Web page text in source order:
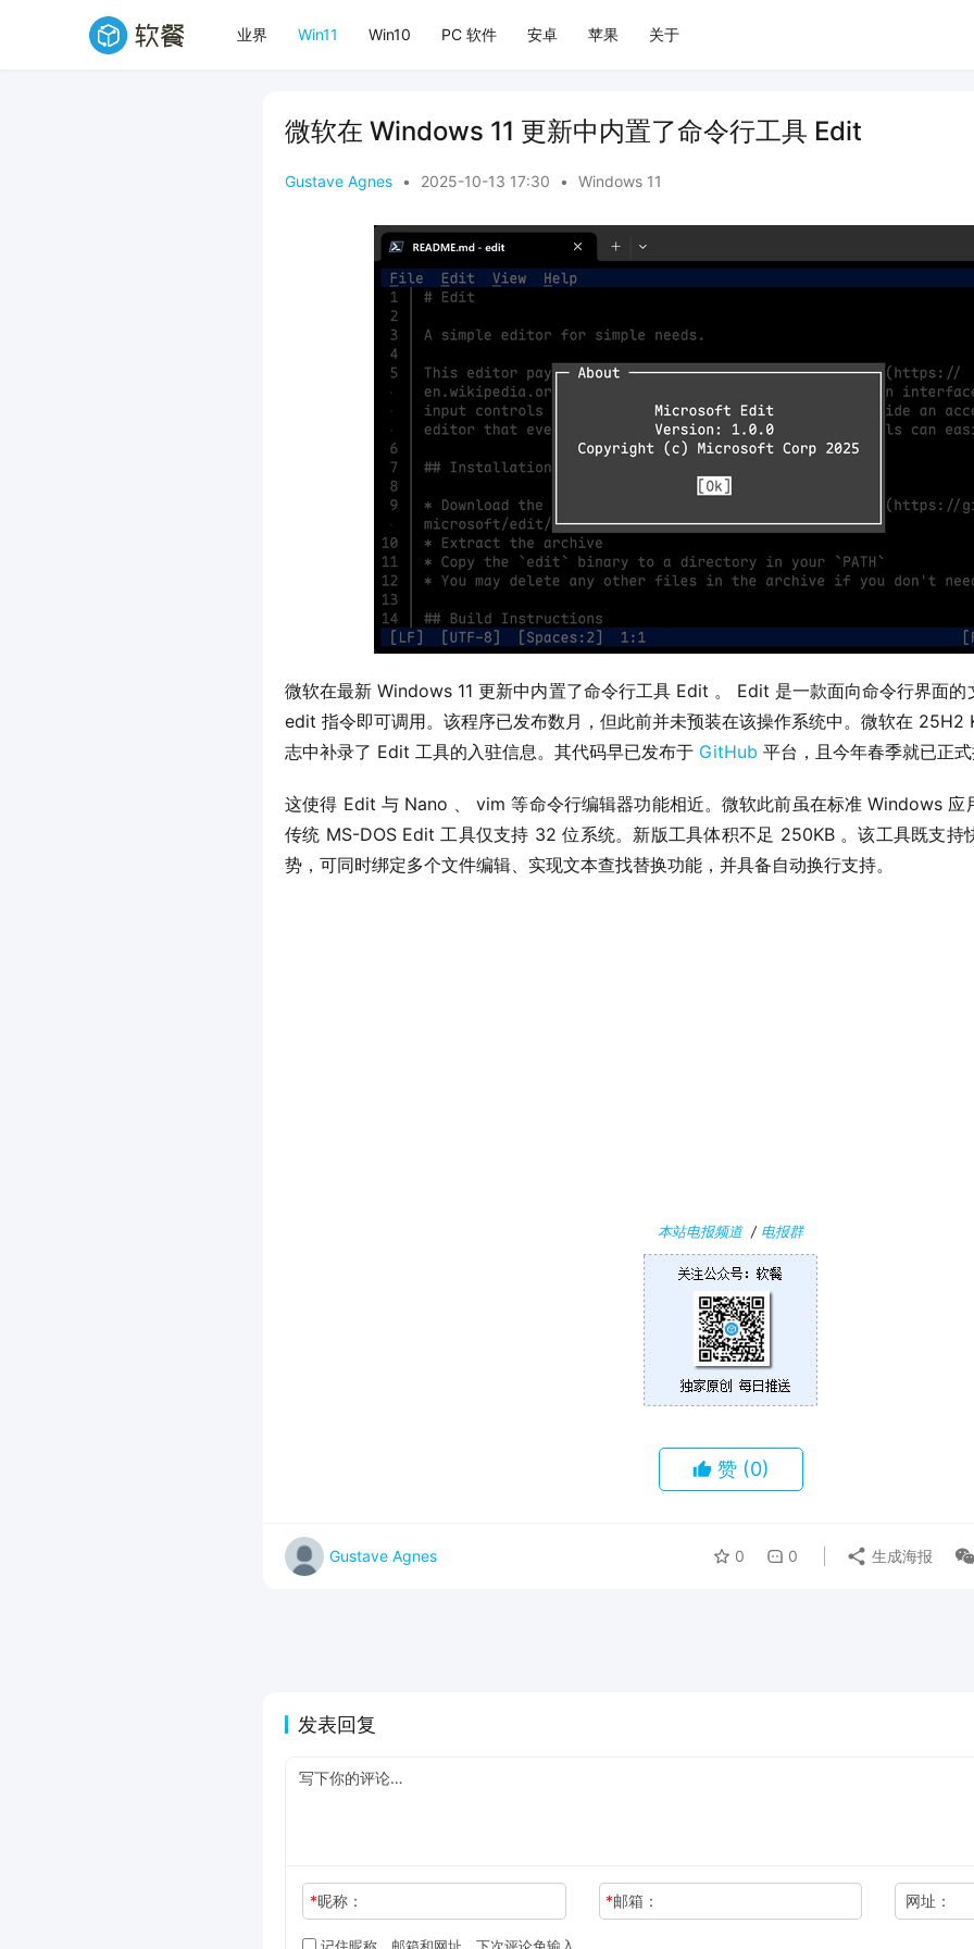
业界 Win11 Win10 PC 软件 安卓 苹果 关于
微软在 Windows 11 更新中内置了命令行工具 Edit
Gustave Agnes • 2025-10-13 17:30 • Windows 11
微软在最新 Windows 11 更新中内置了命令行工具 Edit 。 Edit 是一款面向命令行界面的
edit 指令即可调用。该程序已发布数月，但此前并未预装在该操作系统中。微软在
志中补录了 Edit 工具的入驻信息。其代码早已发布于 GitHub 平台，且今年春季就已正
这使得 Edit 与 Nano 、 vim 等命令行编辑器功能相近。微软此前虽在标准 Windows 应
传统 MS-DOS Edit 工具仅支持 32 位系统。新版工具体积不足 250KB 。该工具既支持
势，可同时绑定多个文件编辑、实现文本查找替换功能，并具备自动换行支持。
本站电报频道/ 电报群
赞 (0)
Gustave Agnes 0 0 生成海报
发表回复
*昵称： *邮箱： 网址：